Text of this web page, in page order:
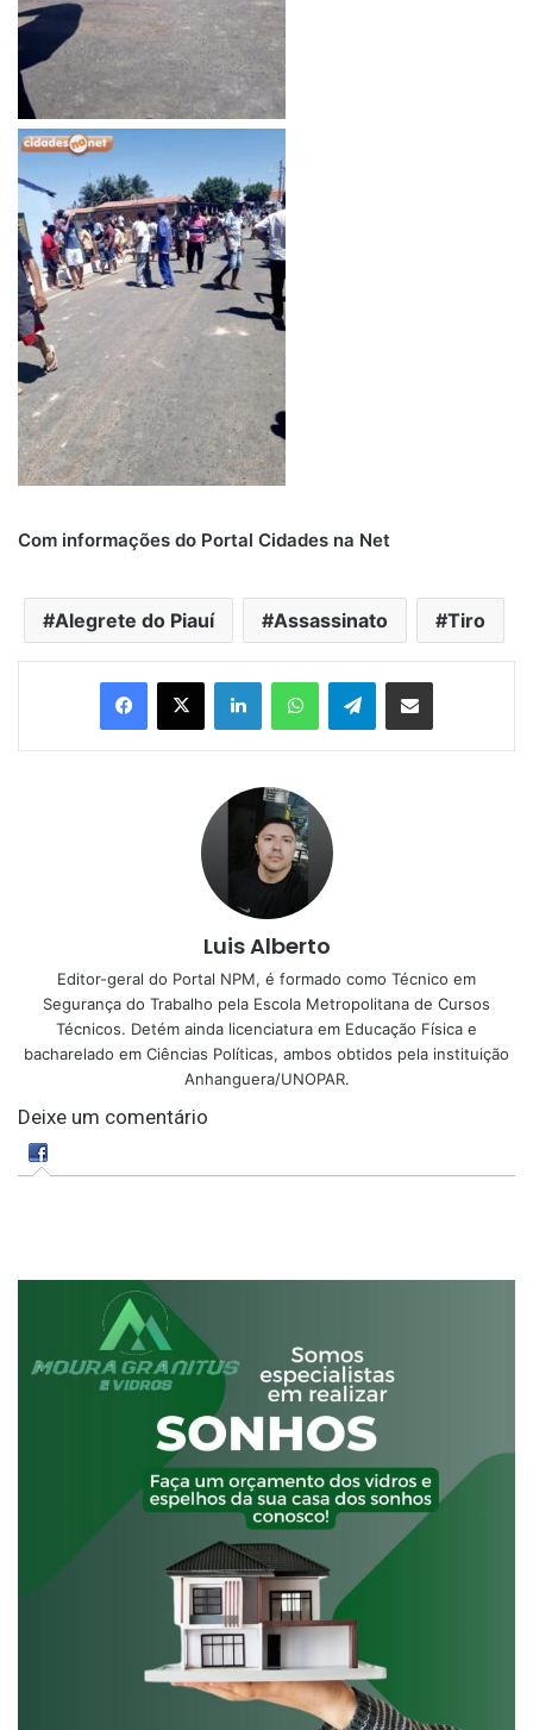
Com informações do Portal Cidades na Net
Alegrete do Piauí Assassinato Tiro
Telegram
Luis Alberto
Editor-geral do Portal NPM, é formado como Técnico em
Segurança do Trabalho pela Escola Metropolitana de Cursos
Técnicos. Detém ainda licenciatura em Educação Física e
bacharelado em Ciências Políticas, ambos obtidos pela instituição
Anhanguera/UNOPAR.
Deixe um comentário